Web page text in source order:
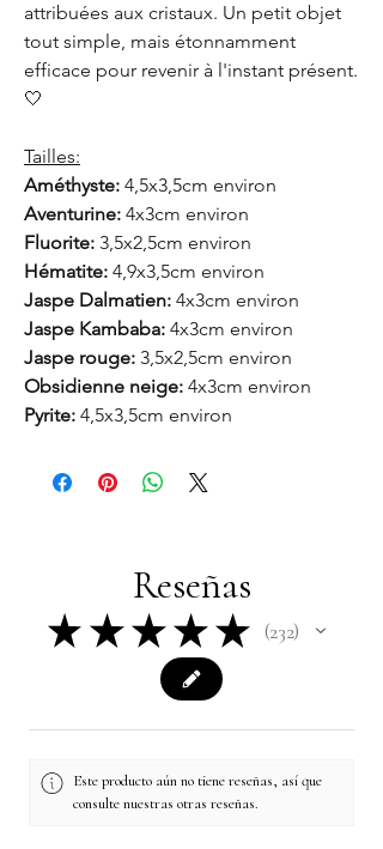
attribuées aux cristaux. Un petit objet
tout simple, mais étonnamment
efficace pour revenir à l'instant présent.
🤍
Tailles:
Améthyste: 4,5x3,5cm environ
Aventurine: 4x3cm environ
Fluorite: 3,5x2,5cm environ
Hématite: 4,9x3,5cm environ
Jaspe Dalmatien: 4x3cm environ
Jaspe Kambaba: 4x3cm environ
Jaspe rouge: 3,5x2,5cm environ
Obsidienne neige: 4x3cm environ
Pyrite: 4,5x3,5cm environ
Reseñas
★ ★ ★ ★ ★ 232
232
Este producto aún no tiene reseñas, así que
consulte nuestras otras reseñas.